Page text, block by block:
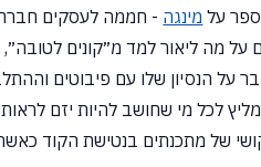
מינגה - חממה לעסקים